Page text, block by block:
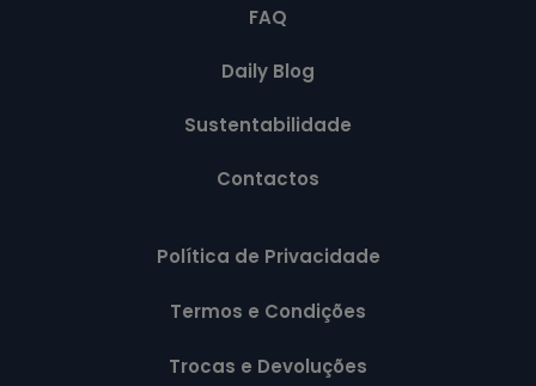
FAQ
Daily Blog
Sustentabilidade
Contactos
Política de Privacidade
Termos e Condições
Trocas e Devoluções